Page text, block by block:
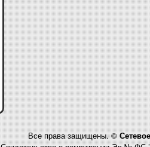
Все права защищены. ©